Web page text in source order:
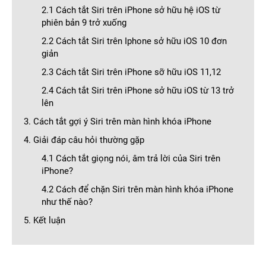
2.1 Cách tắt Siri trên iPhone sở hữu hệ iOS từ
phiên bản 9 trở xuống
2.2 Cách tắt Siri trên Iphone sở hữu iOS 10 đơn
giản
2.3 Cách tắt Siri trên iPhone sỡ hữu iOS 11,12
2.4 Cách tắt Siri trên iPhone sở hữu iOS từ 13 trở
lên
3. Cách tắt gợi ý Siri trên màn hình khóa iPhone
4. Giải đáp câu hỏi thường gặp
4.1 Cách tắt giọng nói, âm trả lời của Siri trên
iPhone?
4.2 Cách để chặn Siri trên màn hình khóa iPhone
như thế nào?
5. Kết luận